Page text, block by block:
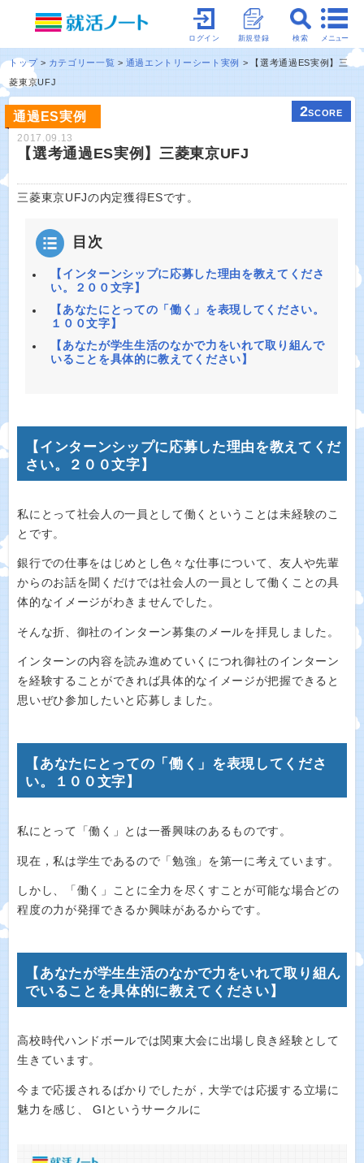
メニュー
検索
新規登録
ログイン
トップ カテゴリー一覧 通過エントリーシート実例
【選考通過ES実例】三
菱東京UFJ
通過ES実例 2SCORE
2017.09.13
【選考通過ES実例】三菱東京UFJ
三菱東京UFJの内定獲得ESです。
目次
【インターンシップに応募した理由を教えてくださ
い。２００文字】
【あなたにとっての「働く」を表現してください。
１００文字】
【あなたが学生生活のなかで力をいれて取り組んで
いることを具体的に教えてください】
【インターンシップに応募した理由を教えてくだ
さい。２００文字】
私にとって社会人の一員として働くということは未経験のこ
とです。
銀行での仕事をはじめとし色々な仕事について、友人や先輩
からのお話を聞くだけでは社会人の一員として働くことの具
体的なイメージがわきませんでした。
そんな折、御社のインターン募集のメールを拝見しました。
インターンの内容を読み進めていくにつれ御社のインターン
を経験することができれば具体的なイメージが把握できると
思いぜひ参加したいと応募しました。
【あなたにとっての「働く」を表現してくださ
い。１００文字】
私にとって「働く」とは一番興味のあるものです。
現在，私は学生であるので「勉強」を第一に考えています。
しかし、「働く」ことに全力を尽くすことが可能な場合どの
程度の力が発揮できるか興味があるからです。
【あなたが学生生活のなかで力をいれて取り組ん
でいることを具体的に教えてください】
高校時代ハンドボールでは関東大会に出場し良き経験として
生きています。
今まで応援されるばかりでしたが，大学では応援する立場に
魅力を感じ、 GIというサークルに